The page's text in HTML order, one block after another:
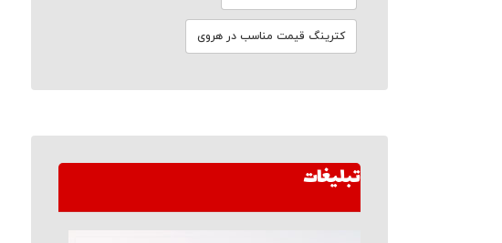
کترینگ قیمت مناسب در هروی
تبلیغات